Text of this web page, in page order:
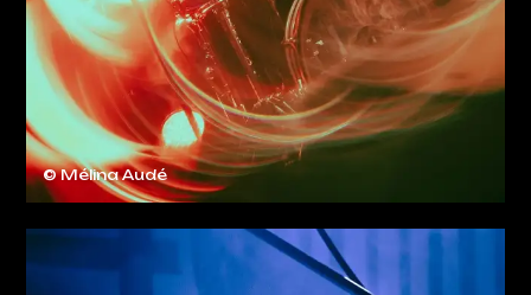
© Mélina Audé
RESTONS EN CONTACT !
LE TEMPS MACHINE
02 47 48 90 60
CGVMENTIONS LÉGALES
POLITIQUE DE CONFIDENTIALITÉ
J'AI UN CODE PROMO
RETROUVER VOS COMMANDES